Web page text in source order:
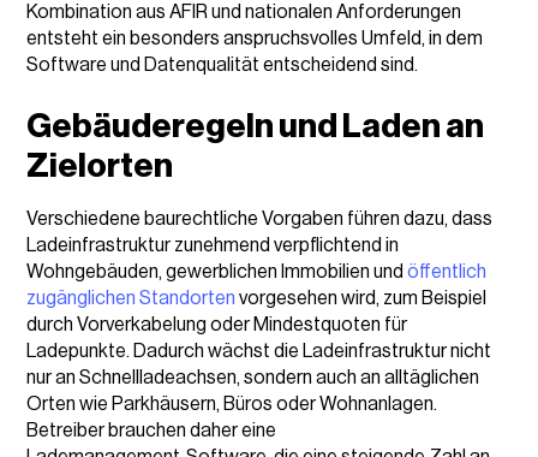
Kombination aus AFIR und nationalen Anforderungen
entsteht ein besonders anspruchsvolles Umfeld, in dem
Software und Datenqualität entscheidend sind.
Gebäuderegeln und Laden an
Zielorten
Verschiedene baurechtliche Vorgaben führen dazu, dass
Ladeinfrastruktur zunehmend verpflichtend in
Wohngebäuden, gewerblichen Immobilien undöffentlich
zugänglichen Standorten vorgesehen wird, zum Beispiel
durch Vorverkabelung oder Mindestquoten für
Ladepunkte. Dadurch wächst die Ladeinfrastruktur nicht
nur an Schnellladeachsen, sondern auch an alltäglichen
Orten wie Parkhäusern, Büros oder Wohnanlagen.
Betreiber brauchen daher eine